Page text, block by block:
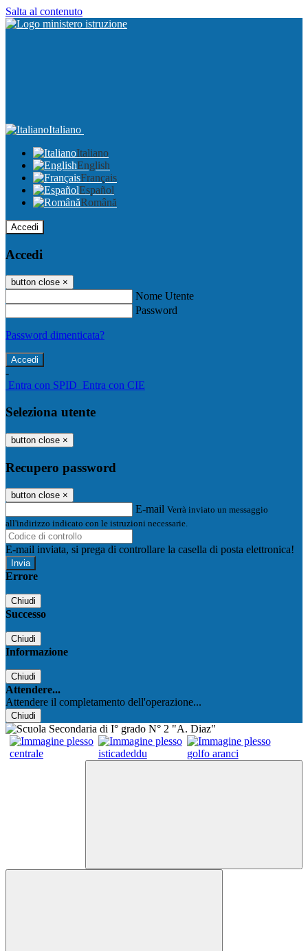
Salta al contenuto
Italiano
Italiano
English
Français
Español
Română
Accedi
Accedi
button close ×
Nome Utente
Password
Password dimenticata?
-
Entra con SPID Entra con CIE
Seleziona utente
button close ×
Recupero password
button close ×
E-mail Verrà inviato un messaggio
all'indirizzo indicato con le istruzioni necessarie.
E-mail inviata, si prega di controllare la casella di posta elettronica!
Errore
Chiudi
Successo
Chiudi
Informazione
Chiudi
Attendere...
Attendere il completamento dell'operazione...
Chiudi